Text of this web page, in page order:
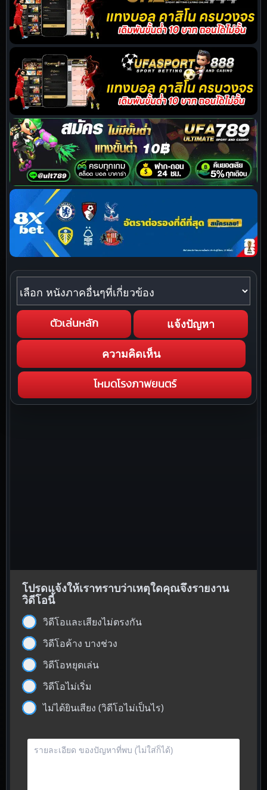
หนังภาคอื่นๆที่เกี่ยวข้อง
ตัวเล่นหลัก แจ้งปัญหา
ความคิดเห็น
โหมดโรงภาพยนตร์
โปรดแจ้งให้เราทราบว่าเหตุใดคุณจึงรายงาน
วิดีโอนี้
วิดีโอและเสียงไม่ตรงกัน
วิดีโอค้าง บางช่วง
วิดีโอหยุดเล่น
วิดีโอไม่เริ่ม
ไม่ได้ยินเสียง (วิดีโอไม่เป็นไร)